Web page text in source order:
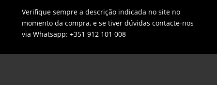
Verifique sempre a descrição indicada no site no
momento da compra, e se tiver dúvidas contacte-nos
via Whatsapp: +351 912 101 008